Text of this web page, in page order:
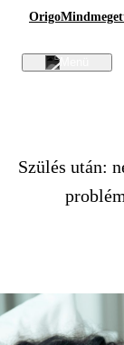
Origo
Szülés után: